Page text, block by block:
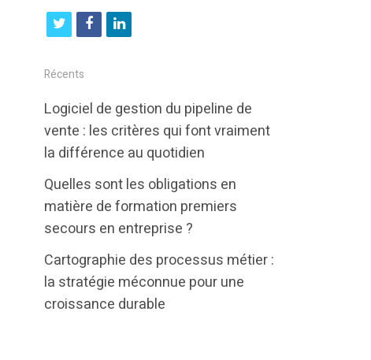
t
i
t
t
e
f
b
o
k
l
e
d
i
n
Récents
Logiciel de gestion du pipeline de
vente : les critères qui font vraiment
la différence au quotidien
Quelles sont les obligations en
matière de formation premiers
secours en entreprise ?
Cartographie des processus métier :
la stratégie méconnue pour une
croissance durable